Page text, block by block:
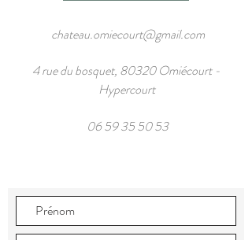
chateau.omiecourt@gmail.com
4 rue du bosquet, 80320 Omiécourt -
Hypercourt
06 59 35 50 53